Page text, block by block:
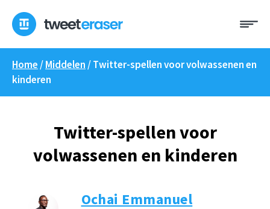
naar
inhoud
Home /Middelen /Twitter-spellen voor volwassenen en
kinderen
Twitter-spellen voor
volwassenen en kinderen
Ochai Emmanuel